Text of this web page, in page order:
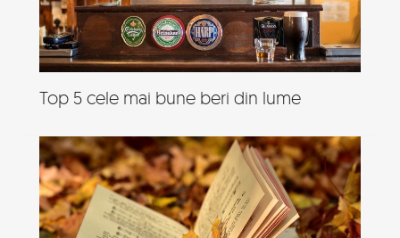
Top 5 cele mai bune beri din lume